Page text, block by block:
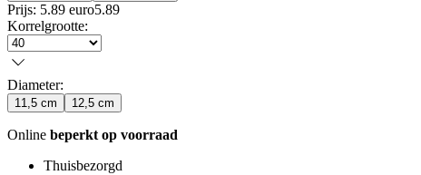
Prijs: 5.89 euro5.89
Korrelgrootte:
Diameter:
11,5 cm 12,5 cm
Online beperkt op voorraad
Thuisbezorgd